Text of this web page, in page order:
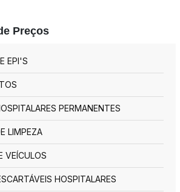
Preços
EPI'S
PERMANENTES
LIMPEZA
VEÍCULOS
HOSPITALARES